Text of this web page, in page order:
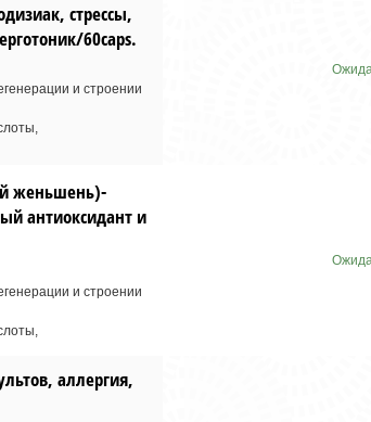
стрессы,
60caps.
и строении
женьшень)-
антиоксидант и
и строении
аллергия,